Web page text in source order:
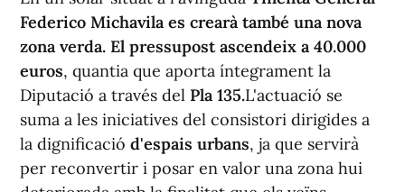
Federico Michavila es crearà també una nova
zona verda. El pressupost ascendeix a 40.000
euros, quantia que aporta íntegrament la
Diputació a través del Pla 135.L'actuació se
suma a les iniciatives del consistori dirigides a
la dignificació d'espais urbans, ja que servirà
per reconvertir i posar en valor una zona hui